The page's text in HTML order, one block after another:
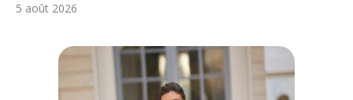
5 août 2026